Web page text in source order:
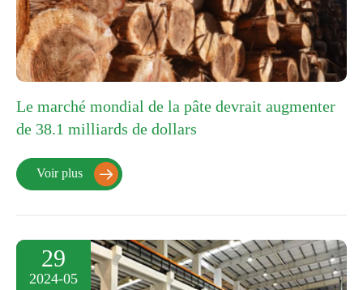
Le marché mondial de la pâte devrait augmenter
de 38.1 milliards de dollars
Voir plus 
29
2024-05